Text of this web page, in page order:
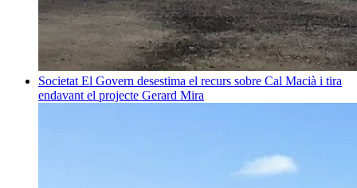
Societat El Govern desestima el recurs sobre Cal Macià i tira
endavant el projecte Gerard Mira